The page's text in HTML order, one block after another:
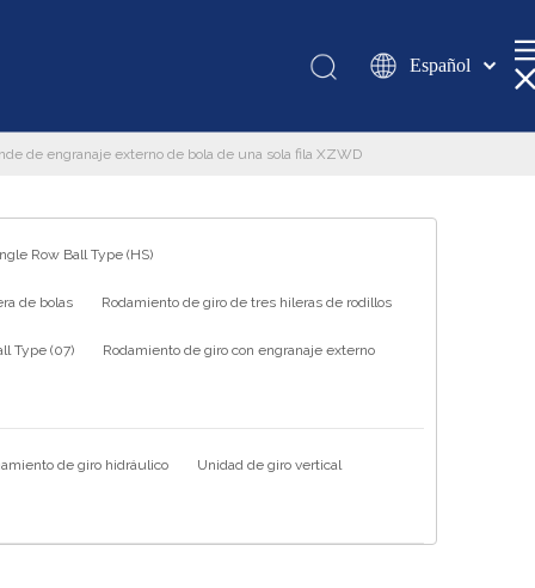
Español
românesc
de engranaje externo de bola de una sola fila XZWD
Row Ball Type (HS)
de bolas Rodamiento de giro de tres hileras de rodillos
Type (07) Rodamiento de giro con engranaje externo
de giro hidráulico Unidad de giro vertical